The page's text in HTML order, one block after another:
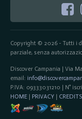
Copyright © 2026 - Tutti i
parziale, senza
Discover Campania | Via
email:
P.IVA: 09333031210 | N°
HOME| PRIVACY | CREDITS